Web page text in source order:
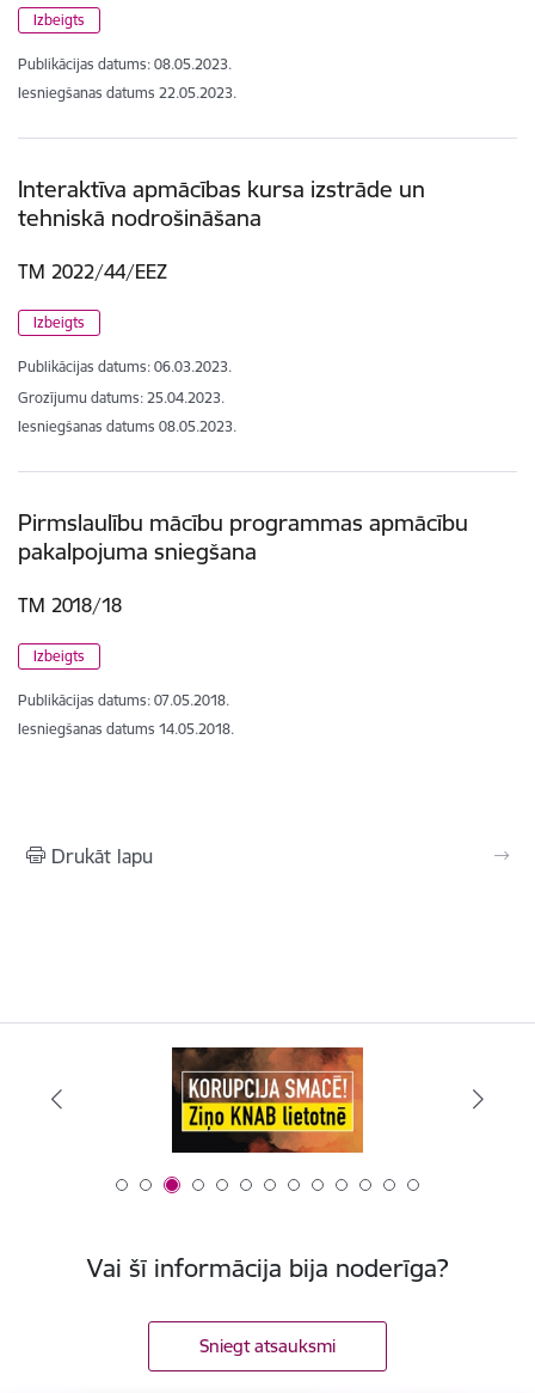
Izbeigts
Publikācijas datums: 08.05.2023.
Iesniegšanas datums 22.05.2023.
Interaktīva apmācības kursa izstrāde un
tehniskā nodrošināšana
TM 2022/44/EEZ
Izbeigts
Publikācijas datums: 06.03.2023.
Grozījumu datums: 25.04.2023.
Iesniegšanas datums 08.05.2023.
Pirmslaulību mācību programmas apmācību
pakalpojuma sniegšana
TM 2018/18
Izbeigts
Publikācijas datums: 07.05.2018.
Iesniegšanas datums 14.05.2018.
Drukāt lapu
Vai šī informācija bija noderīga?
Sniegt atsauksmi